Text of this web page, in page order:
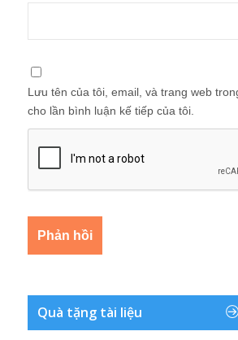
Lưu tên của tôi, email, và trang web
cho lần bình luận kế tiếp của tôi.
Quà tặng tài liệu